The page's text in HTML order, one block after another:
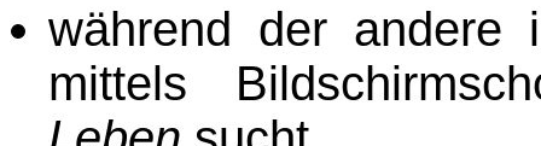
während der andere
mittels